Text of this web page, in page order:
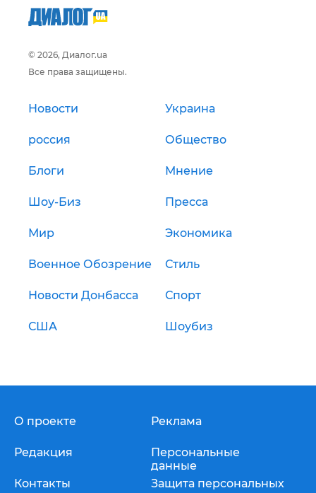
© 2026, Диалог.ua
Все права защищены.
Новости Украина
россия Общество
Блоги Мнение
Шоу-Биз Пресса
Мир Экономика
Военное Обозрение Стиль
Новости Донбасса Спорт
США Шоубиз
О проекте
Редакция
Контакты
Реклама
Персональные
данные
Защита персональных